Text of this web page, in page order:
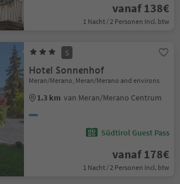
vanaf 138€
1 Nacht / 2 Personen Incl. btw
S
Hotel Sonnenhof
Meran/Merano, Meran/Merano and environs
1.3 km van Meran/Merano Centrum
Südtirol Guest Pass
vanaf 178€
1 Nacht / 2 Personen Incl. btw